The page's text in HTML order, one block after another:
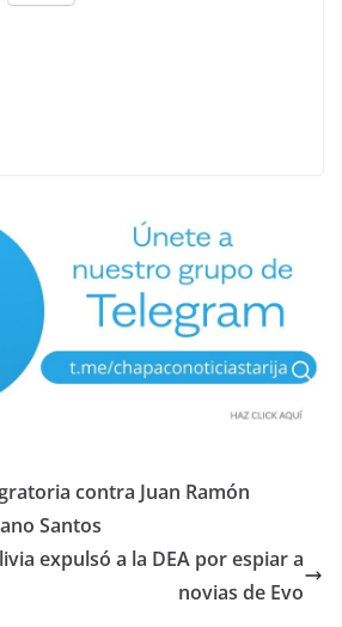
contra Juan Ramón
Santos
expulsó a la DEA por espiar a
novias de Evo